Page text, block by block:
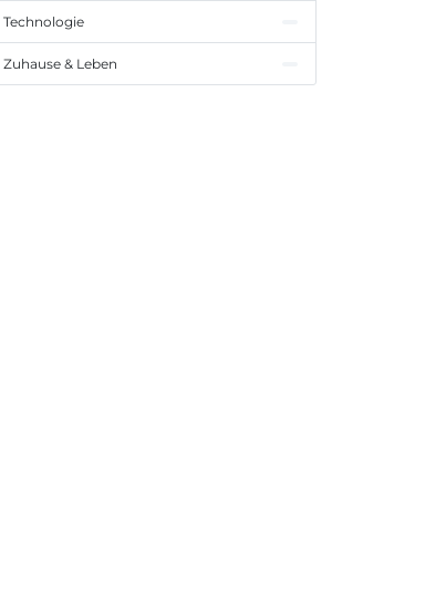
Technologie
Zuhause & Leben